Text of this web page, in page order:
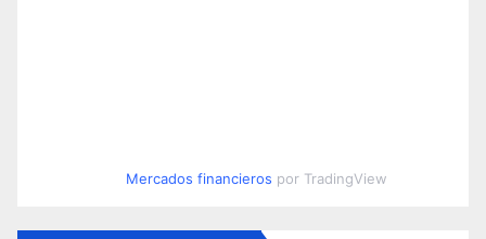
Mercados financieros por TradingView